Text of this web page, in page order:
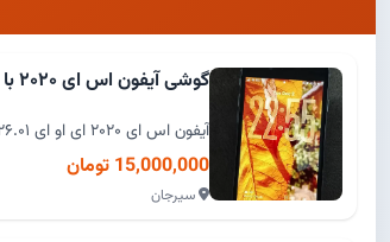
گوشی آیفون اس ای ۲۰۲۰ با ظرفیت ۱۲۸ گیگ
آیفون اس ای ۲۰۲۰ ای او ای ۲۶.۰۱ با قابلیت بروزرسانی و باطری ۷۰ درصد تقریبا یک رو...
15,000,000 تومان
سیرجان